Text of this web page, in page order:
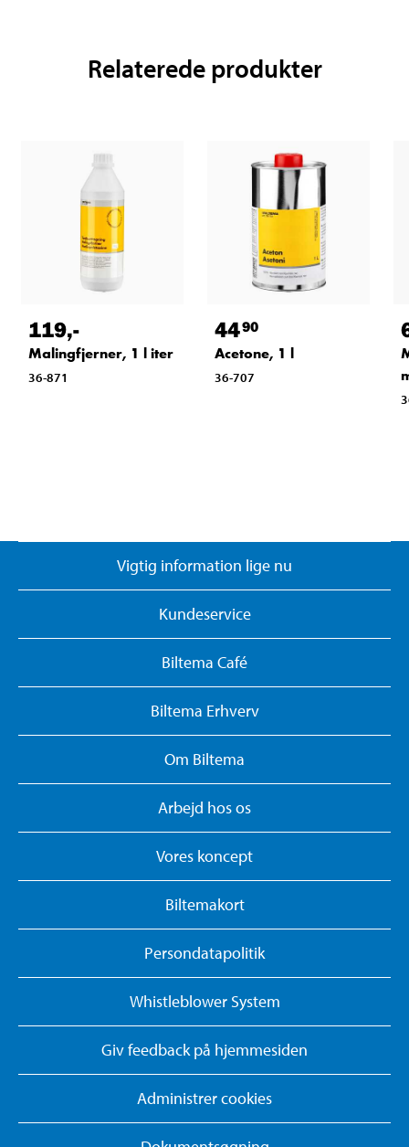
Relaterede produkter
119,-
Malingfjerner, 1 l iter
36-871
4490
Acetone, 1 l
36-707
Vigtig information lige nu
Kundeservice
Biltema Café
Biltema Erhverv
Om Biltema
Arbejd hos os
Vores koncept
Biltemakort
Persondatapolitik
Whistleblower System
Giv feedback på hjemmesiden
Administrer cookies